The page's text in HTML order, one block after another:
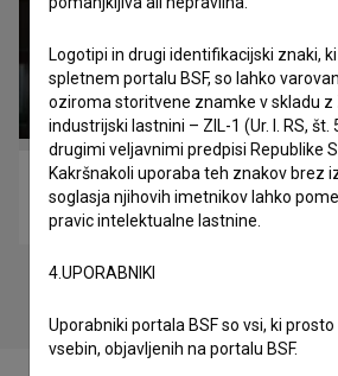
Circulat (2016)
eksperimentalni, plesni
Logotipi in drugi identifikacijski znaki,
spletnem portalu BSF, so lahko
oziroma storitvene znamke v skladu z
industrijski lastnini – ZIL-1 (Ur. l. RS, št.
drugimi veljavnimi predpisi Republike
Kakršnakoli uporaba teh znakov brez
soglasja njihovih imetnikov lahko
pravic intelektualne lastnine.
4.UPORABNIKI
Uporabniki portala BSF so vsi, ki
vsebin, objavljenih na portalu BSF.